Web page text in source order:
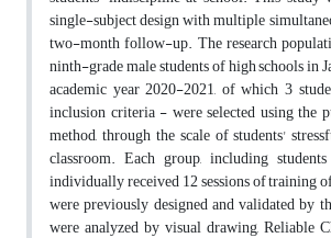
single-subject design with multiple
two-month follow-up. The research
ninth-grade male students of high schools in
academic year 2020-2021, of which 3
inclusion criteria - were selected using the
method, through the scale of students'
classroom. Each group, including
individually received 12 sessions of training
were previously designed and validated by
were analyzed by visual drawing, Reliable